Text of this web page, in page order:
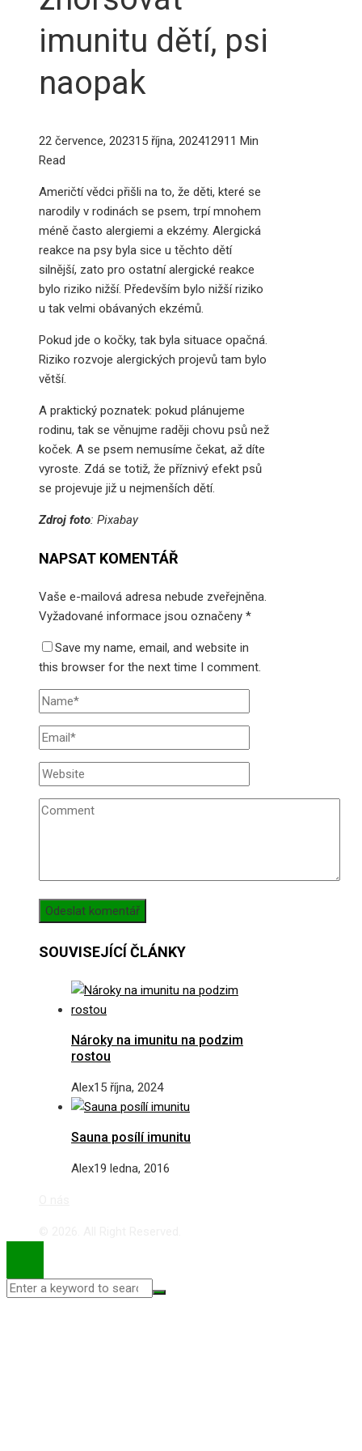
imunitu dětí, psi
naopak
22 července, 202315 října, 20241291 1 Min
Read
Američtí vědci přišli na to, že děti, které se
narodily v rodinách se psem, trpí mnohem
méně často alergiemi a ekzémy. Alergická
reakce na psy byla sice u těchto dětí
silnější, zato pro ostatní alergické reakce
bylo riziko nižší. Především bylo nižší riziko
u tak velmi obávaných ekzémů.
Pokud jde o kočky, tak byla situace opačná.
Riziko rozvoje alergických projevů tam bylo
větší.
A praktický poznatek: pokud plánujeme
rodinu, tak se věnujme raději chovu psů než
koček. A se psem nemusíme čekat, až díte
vyroste. Zdá se totiž, že příznivý efekt psů
se projevuje již u nejmenších dětí.
Zdroj foto: Pixabay
NAPSAT KOMENTÁŘ
Vaše e-mailová adresa nebude zveřejněna.
Vyžadované informace jsou označeny *
Save my name, email, and website in
this browser for the next time I comment.
SOUVISEJÍCÍ ČLÁNKY
Nároky na imunitu na podzim
rostou
Alex15 října, 2024
Sauna posílí imunitu
Alex19 ledna, 2016